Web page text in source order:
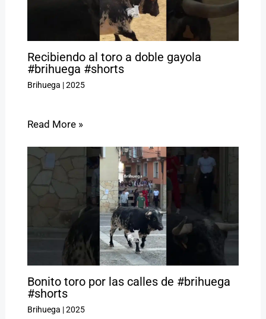
Recibiendo al toro a doble gayola
#brihuega #shorts
Brihuega |2025
Read More »
Bonito toro por las calles de #brihuega
#shorts
Brihuega |2025